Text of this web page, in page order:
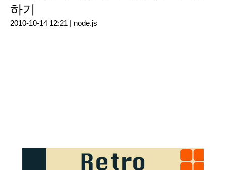
하기
2010-10-14 12:21 | node.js